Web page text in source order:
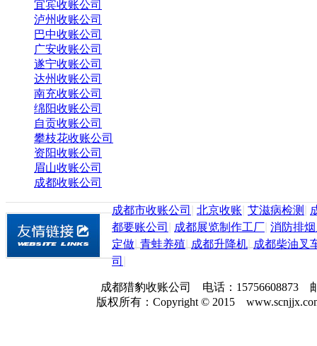
宜宾收账公司
泸州收账公司
巴中收账公司
广安收账公司
遂宁收账公司
达州收账公司
南充收账公司
绵阳收账公司
自贡收账公司
攀枝花收账公司
资阳收账公司
眉山收账公司
成都收账公司
成都市收账公司 北京收账 艾滋病检测
都要账公司
成都展览制作工厂 消防排
定做 青蛙养殖 成都升降机 成都柴油叉
司
成都猎豹收账公司 电话：15756608873
版权所有：Copyright © 2015